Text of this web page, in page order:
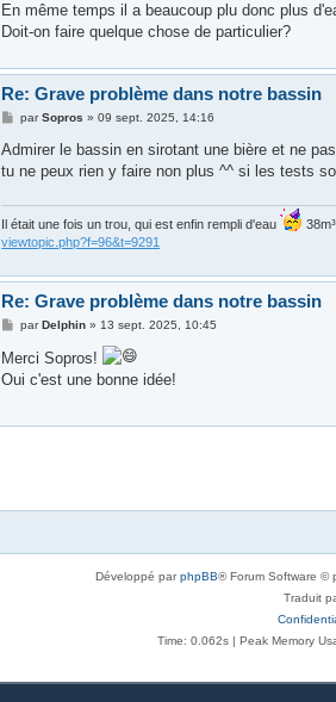
En même temps il a beaucoup plu donc plus
Doit-on faire quelque chose de particulier?
Re: Grave problème dans notre bassin
M
s
s
a
parSopros »09 sept. 2025, 14:16
Admirer le bassin en sirotant une bière et ne
tu ne peux rien y faire non plus ^^ si les tests
Il était une fois un trou, qui est enfin rempli d'eau
38m³
viewtopic.php?f=96&t=9291
Re: Grave problème dans notre bassin
M
s
a
parDelphin » 13 sept. 2025, 10:45
Merci Sopros!
Oui c'est une bonne idée!
Développé parphpBB® Forum Software ©
Traduit
Time: 0.062s| Peak Memory